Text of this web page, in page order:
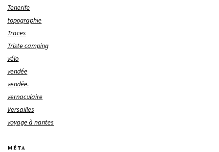
Tenerife
topographie
Traces
Triste camping
vélo
vendée
vendée.
vernaculaire
Versailles
voyage à nantes
MÉTA